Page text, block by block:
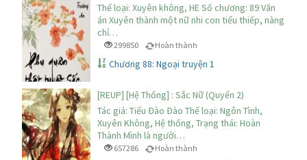
Thể loại: Xuyên không, HE Số chương: 89 Văn
án Xuyên thành một nữ nhi con tiểu thiếp, nàng
chỉ…
299850 Hoàn thành
Chương 88: Ngoại truyện 1
[REUP] [Hệ Thống] : Sắc Nữ (Quyển 2)
Tác giả: Tiểu Đào Đào Thể loại: Ngôn Tình,
Xuyên Không, Hệ thống, Trạng thái: Hoàn
Thành Mình là người…
657286 Hoàn thành